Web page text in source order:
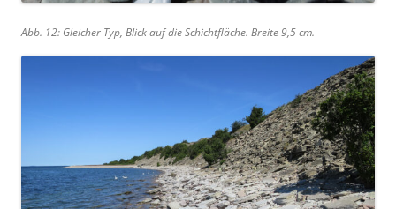
Abb. 12: Gleicher Typ, Blick auf die Schichtfläche. Breite 9,5 cm.